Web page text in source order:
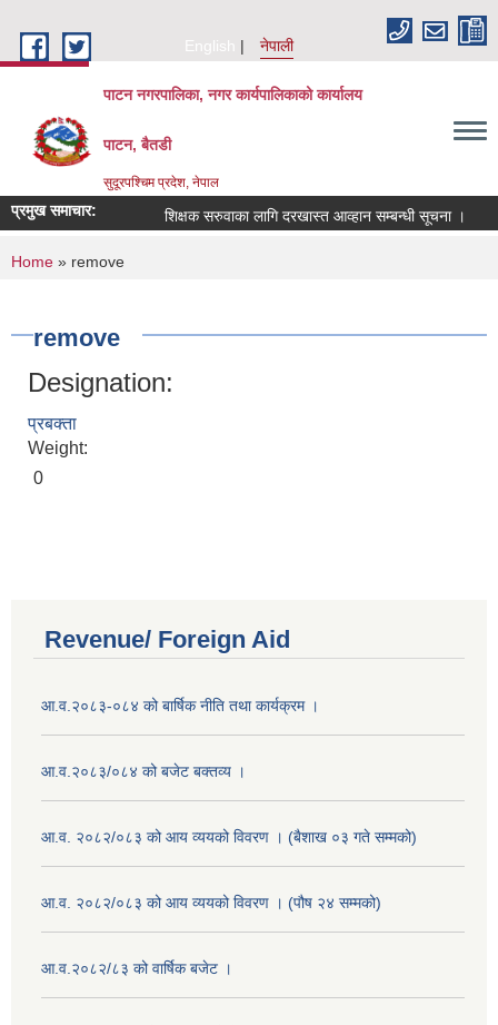
English
नेपाली
पाटन नगरपालिका, नगर कार्यपालिकाको कार्यालय
पाटन, बैतडी
सुदूरपश्चिम प्रदेश, नेपाल
प्रमुख समाचार: शिक्षक सरुवाका लागि दरखास्त आव्हान सम्बन्धी सूचना ।
You are here
Home » remove
remove
Designation:
प्रबक्ता
Weight:
0
Revenue/ Foreign Aid
आ.व.२०८३-०८४ को बार्षिक नीति तथा कार्यक्रम ।
आ.व.२०८३/०८४ को बजेट बक्तव्य ।
आ.व. २०८२/०८३ को आय व्ययको विवरण । (बैशाख ०३ गते सम्मको)
आ.व. २०८२/०८३ को आय व्ययको विवरण । (पौष २४ सम्मको)
आ.व.२०८२/८३ को वार्षिक बजेट ।